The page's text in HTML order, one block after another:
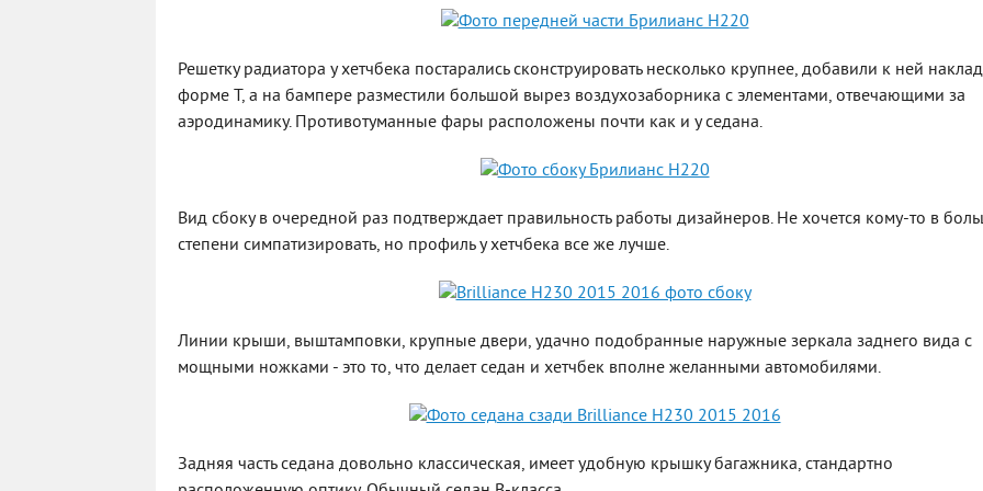
Решетку радиатора у хетчбека постарались сконструировать несколько крупнее, добавили к ней
форме Т, а на бампере разместили большой вырез воздухозаборника с элементами, отвечающими за
аэродинамику. Противотуманные фары расположены почти как и у седана.
Вид сбоку в очередной раз подтверждает правильность работы дизайнеров. Не хочется кому-то в
степени симпатизировать, но профиль у хетчбека все же лучше.
Линии крыши, выштамповки, крупные двери, удачно подобранные наружные зеркала заднего вида с
мощными ножками - это то, что делает седан и хетчбек вполне желанными автомобилями.
Задняя часть седана довольно классическая, имеет удобную крышку багажника, стандартно